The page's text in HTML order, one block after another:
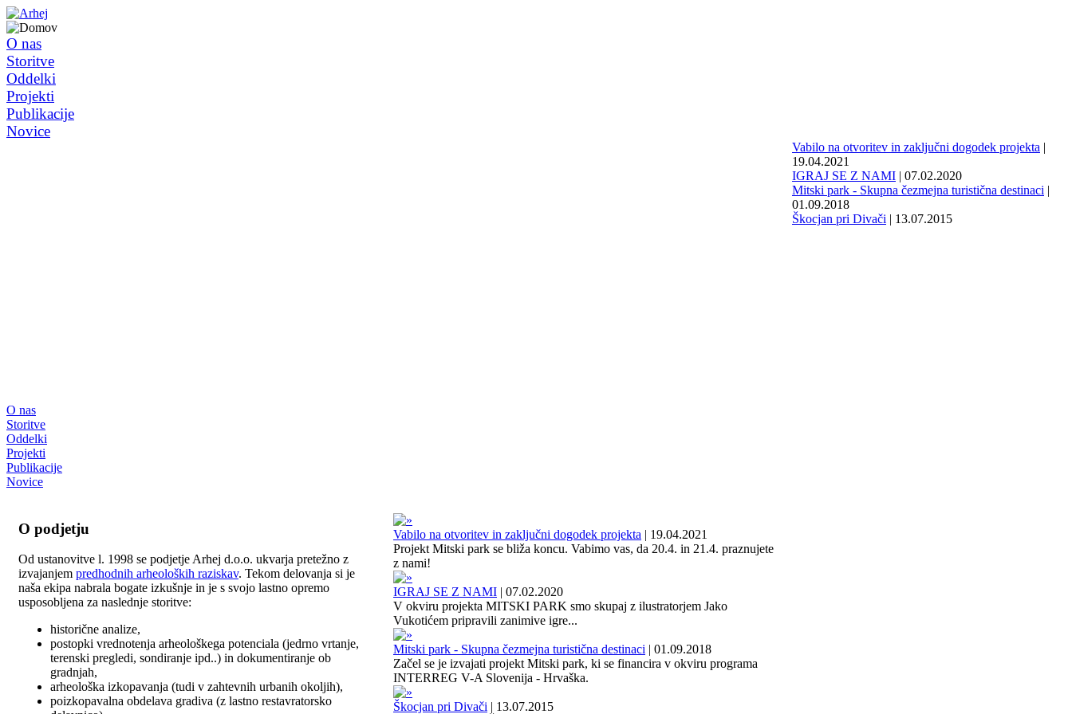
O nas
Storitve
Oddelki
Projekti
Publikacije
Novice
O nas
Storitve
Oddelki
Projekti
Publikacije
Novice
Vabilo na otvoritev in zaključni dogodek projekta |
19.04.2021
IGRAJ SE Z NAMI | 07.02.2020
Mitski park - Skupna čezmejna turistična destinaci |
01.09.2018
Škocjan pri Divači | 13.07.2015
O podjetju
Od ustanovitve l. 1998 se podjetje Arhej d.o.o. ukvarja pretežno z
izvajanjem predhodnih arheoloških raziskav. Tekom delovanja si je
naša ekipa nabrala bogate izkušnje in je s svojo lastno opremo
usposobljena za naslednje storitve:
historične analize,
postopki vrednotenja arheološkega potenciala (jedrno vrtanje,
terenski pregledi, sondiranje ipd..) in dokumentiranje ob
gradnjah,
arheološka izkopavanja (tudi v zahtevnih urbanih okoljih),
poizkopavalna obdelava gradiva (z lastno restavratorsko
Vabilo na otvoritev in zaključni dogodek projekta | 19.04.2021
Projekt Mitski park se bliža koncu. Vabimo vas, da 20.4. in 21.4. praznujete
z nami!
IGRAJ SE Z NAMI | 07.02.2020
V okviru projekta MITSKI PARK smo skupaj z ilustratorjem Jako
Vukotićem pripravili zanimive igre...
Mitski park - Skupna čezmejna turistična destinaci | 01.09.2018
Začel se je izvajati projekt Mitski park, ki se financira v okviru programa
INTERREG V-A Slovenija - Hrvaška.
Škocjan pri Divači | 13.07.2015